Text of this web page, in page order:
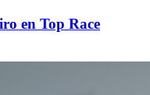
en Top Race